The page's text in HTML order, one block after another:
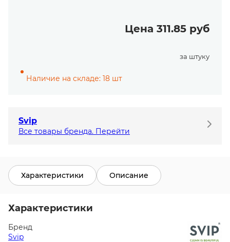
Цена 311.85 руб
за штуку
Наличие на складе: 18 шт
Svip
Все товары бренда. Перейти
Характеристики Описание
Характеристики
Бренд
Svip